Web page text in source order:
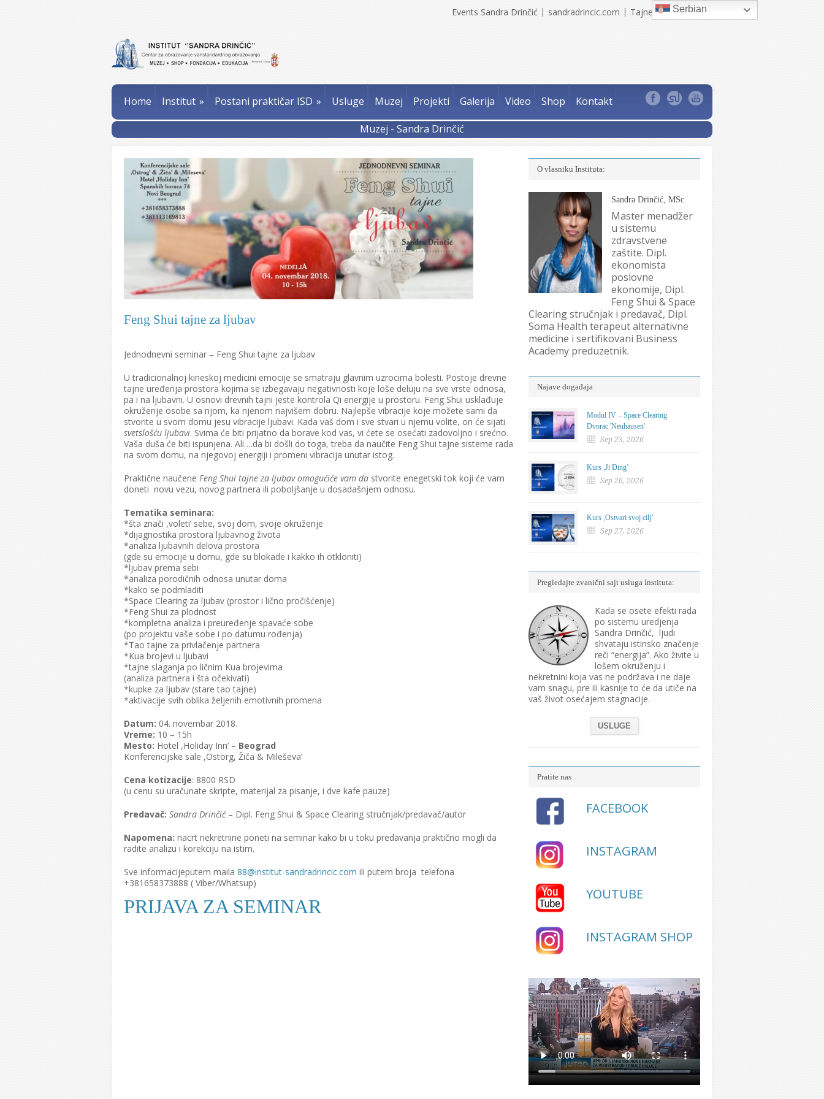
Events Sandra Drinčić sandradrincic.com Tajne Sandra Drinčić
Home Institut » Postani praktičar ISD » Usluge Muzej Projekti Galerija Video Shop Kontakt
Muzej - Sandra Drinčić
Feng Shui tajne za ljubav
Jednodnevni seminar – Feng Shui tajne za ljubav
U tradicionalnoj kineskoj medicini emocije se smatraju glavnim uzrocima bolesti. Postoje drevne
tajne uređenja prostora kojima se izbegavaju negativnosti koje loše deluju na sve vrste odnosa,
pa i na ljubavni. U osnovi drevnih tajni jeste kontrola Qi energije u prostoru. Feng Shui usklađuje
okruženje osobe sa njom, ka njenom najvišem dobru. Najlepše vibracije koje možete sami da
stvorite u svom domu jesu vibracije ljubavi. Kada vaš dom i sve stvari u njemu volite, on će sijati
svetslošću ljubavi. Svima će biti prijatno da borave kod vas, vi ćete se osećati zadovoljno i srećno.
Vaša duša će biti ispunjena. Ali….da bi došli do toga, treba da naučite Feng Shui tajne sisteme rada
na svom domu, na njegovoj energiji i promeni vibracija unutar istog.
Praktične naučene Feng Shui tajne za ljubav omogućiće vam da stvorite enegetski tok koji će vam
doneti novu vezu, novog partnera ili poboljšanje u dosadašnjem odnosu.
Tematika seminara:
*šta znači ,voleti’ sebe, svoj dom, svoje okruženje
*dijagnostika prostora ljubavnog života
*analiza ljubavnih delova prostora
(gde su emocije u domu, gde su blokade i kakko ih otkloniti)
*ljubav prema sebi
*analiza porodičnih odnosa unutar doma
*kako se podmladiti
*Space Clearing za ljubav (prostor i lično pročišćenje)
*Feng Shui za plodnost
*kompletna analiza i preuređenje spavaće sobe
(po projektu vaše sobe i po datumu rođenja)
*Tao tajne za privlačenje partnera
*Kua brojevi u ljubavi
*tajne slaganja po ličnim Kua brojevima
(analiza partnera i šta očekivati)
*kupke za ljubav (stare tao tajne)
*aktivacije svih oblika željenih emotivnih promena
Datum: 04. novembar 2018.
Vreme: 10 – 15h
Mesto: Hotel ,Holiday Inn’ – Beograd
Konferencijske sale ,Ostorg, Žiča & Mileševa’
Cena kotizacije: 8800 RSD
(u cenu su uračunate skripte, materijal za pisanje, i dve kafe pauze)
Predavač: Sandra Drinčić– Dipl. Feng Shui & Space Clearing stručnjak/predavač/autor
Napomena: nacrt nekretnine poneti na seminar kako bi u toku predavanja praktično mogli da
radite analizu i korekciju na istim.
Sve informacijeputem maila 88@institut-sandradrincic.com ili putem broja telefona
+381658373888 ( Viber/Whatsup)
PRIJAVA ZA SEMINAR
O vlasniku Instituta:
Sandra Drinčić, MSc
Master menadžer
u sistemu
zdravstvene
zaštite. Dipl.
ekonomista
poslovne
ekonomije, Dipl.
Feng Shui & Space
Clearing stručnjak i predavač, Dipl.
Soma Health terapeut alternativne
medicine i sertifikovani Business
Academy preduzetnik.
Najave događaja
Modul IV – Space Clearing
Dvorac 'Neuhausen'
Sep 23, 2026
Kurs ,Ji Đing’
Sep 26, 2026
Kurs ,Ostvari svoj cilj’
Sep 27, 2026
Pregledajte zvanični sajt usluga Instituta:
Kada se osete efekti rada
po sistemu uredjenja
Sandra Drinčić, ljudi
shvataju istinsko značenje
reči “energija”. Ako živite u
lošem okruženju i
nekretnini koja vas ne podržava i ne daje
vam snagu, pre ili kasnije to će da utiče na
vaš život osećajem stagnacije.
USLUGE
Pratite nas
FACEBOOK
INSTAGRAM
YOUTUBE
INSTAGRAM SHOP
Serbian